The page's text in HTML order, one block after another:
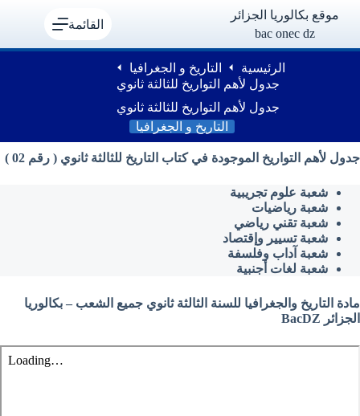
موقع بكالوريا الجزائر
bac onec dz
القائمة
الرئيسية
التاريخ و الجغرافيا
جدول لأهم التواريخ للثالثة ثانوي
جدول لأهم التواريخ للثالثة ثانوي
التاريخ و الجغرافيا
جدول لأهم التواريخ الموجودة في كتاب التاريخ للثالثة ثانوي ( رقم 02 )
شعبة علوم تجريبية
شعبة رياضيات
شعبة تقني رياضي
شعبة تسيير وإقتصاد
شعبة آداب وفلسفة
شعبة لغات أجنبية
مادة التاريخ والجغرافيا للسنة الثالثة ثانوي جميع الشعب – بكالوريا
الجزائر BacDZ